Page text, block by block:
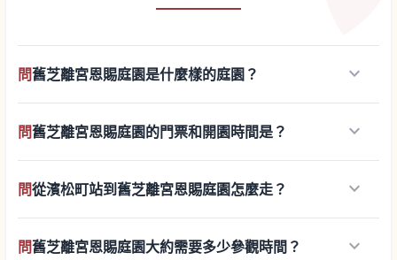
問舊芝離宮恩賜庭園是什麼樣的庭園？ keyboard_arrow_down
問舊芝離宮恩賜庭園的門票和開園時間是？ keyboard_arrow_down
問從濱松町站到舊芝離宮恩賜庭園怎麼走？ keyboard_arrow_down
問舊芝離宮恩賜庭園大約需要多少參觀時間？ keyboard_arrow_down